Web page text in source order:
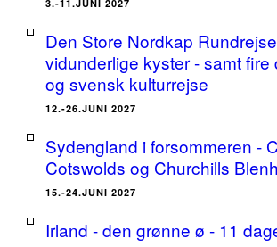
3.-11.JUNI 2027
Den Store Nordkap
vidunderlige kyster - samt fire
og svensk kulturrejse
12.-26.JUNI 2027
Sydengland i forsommeren -
Cotswolds og Churchills
15.-24.JUNI 2027
Irland - den grønne ø - 11